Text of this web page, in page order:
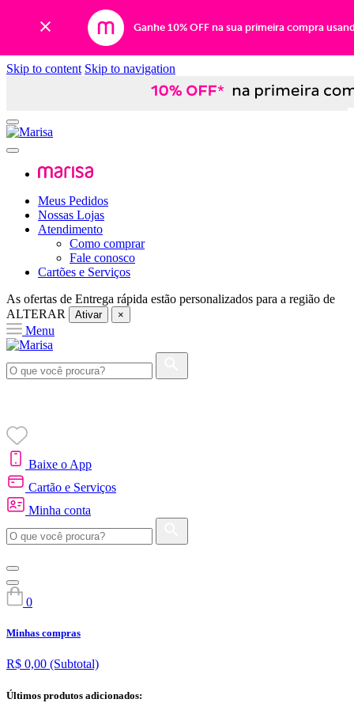
Ganhe 10% OFF na sua primeira compra
Skip to content Skip to navigation
Meus Pedidos
Nossas Lojas
Atendimento
Como comprar
Fale conosco
Cartões e Serviços
As ofertas de Entrega rápida estão personalizados para a região de
ALTERAR
Ativar ×
Menu
Baixe o App
Cartão e Serviços
Minha conta
0
Minhas compras
R$ 0,00 (Subtotal)
Últimos produtos adicionados: